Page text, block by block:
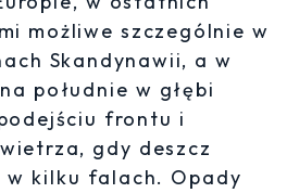
możliwe szczególnie w
Skandynawii, a w
południe w głębi
frontu i
gdy deszcz
w kilku falach. Opady